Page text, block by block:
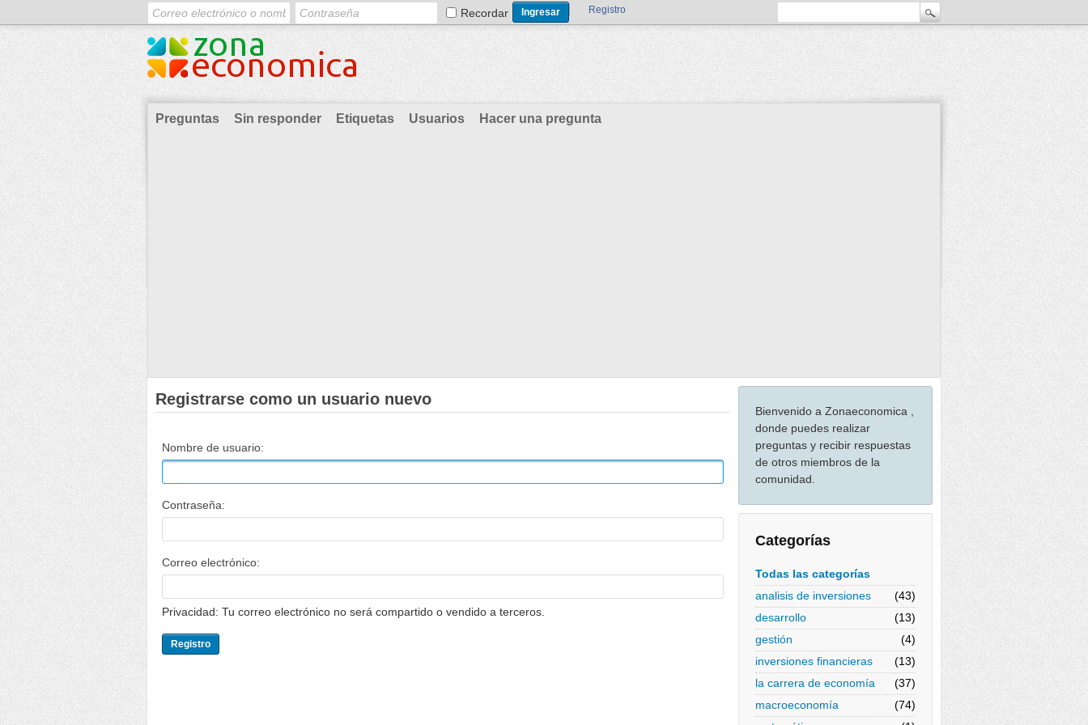
Recordar Registro
Preguntas Sin responder Etiquetas Usuarios Hacer una pregunta
Bienvenido a Zonaeconomica ,
donde puedes realizar
preguntas y recibir respuestas
de otros miembros de la
comunidad.
Categorías
Todas las categorías
analisis de inversiones
(43)
desarrollo
(13)
gestión
(4)
inversiones financieras
(13)
la carrera de economía
(37)
macroeconomía
(74)
Registrarse como un usuario nuevo
Nombre de usuario:
Contraseña:
Correo electrónico:
Privacidad: Tu correo electrónico no será compartido o vendido a terceros.